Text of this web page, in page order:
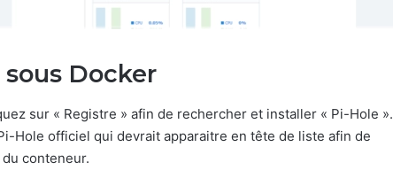
Docker
sur « Registre » afin de rechercher et installer « Pi-Hole ».
Hole officiel qui devrait apparaitre en tête de liste afin de
conteneur.